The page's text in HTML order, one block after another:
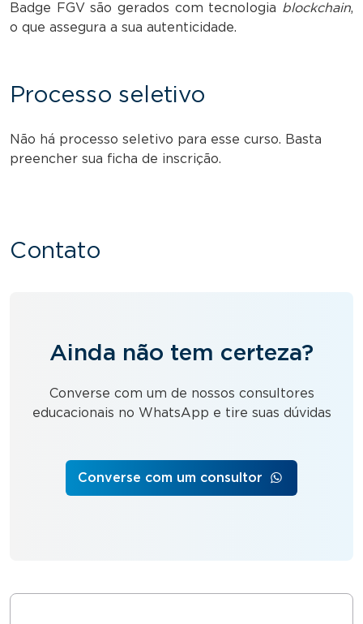
Badge FGV são gerados com tecnologia blockchain,
o que assegura a sua autenticidade.
Processo seletivo
Não há processo seletivo para esse curso. Basta
preencher sua ficha de inscrição.
Contato
Ainda não tem certeza?
Converse com um de nossos consultores
educacionais no WhatsApp e tire suas dúvidas
Converse com um consultor